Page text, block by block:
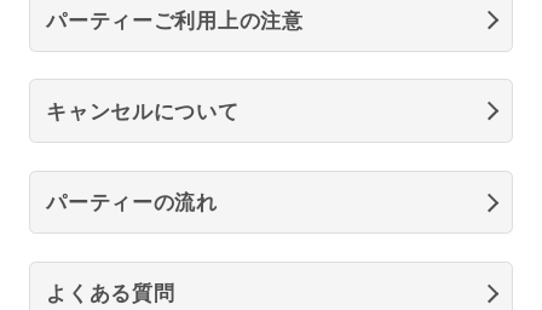
パーティーご利用上の注意
キャンセルについて
パーティーの流れ
よくある質問